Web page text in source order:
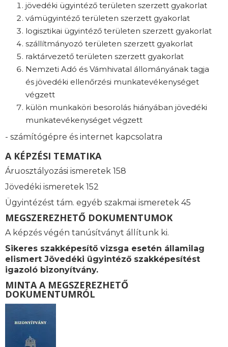
jövedéki ügyintéző területen szerzett gyakorlat
vámügyintéző területen szerzett gyakorlat
logisztikai ügyintéző területen szerzett gyakorlat
szállítmányozó területen szerzett gyakorlat
raktárvezető területen szerzett gyakorlat
Nemzeti Adó és Vámhivatal állományának tagja
és jövedéki ellenőrzési munkatevékenységet
végzett
külön munkaköri besorolás hiányában jövedéki
munkatevékenységet végzett
- számítógépre és internet kapcsolatra
A KÉPZÉSI TEMATIKA
Áruosztályozási ismeretek 158
Jövedéki ismeretek 152
Ügyintézést tám. egyéb szakmai ismeretek 45
MEGSZEREZHETŐ DOKUMENTUMOK
A képzés végén tanúsítványt állítunk ki.
Sikeres szakképesítő vizsga esetén államilag
elismert Jövedéki ügyintéző szakképesítést
igazoló bizonyítvány.
MINTA A MEGSZEREZHETŐ
DOKUMENTUMRÓL